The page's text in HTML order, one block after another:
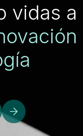
vidas a